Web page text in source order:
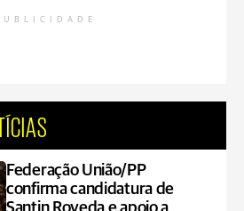
Federação União/PP
confirma candidatura de